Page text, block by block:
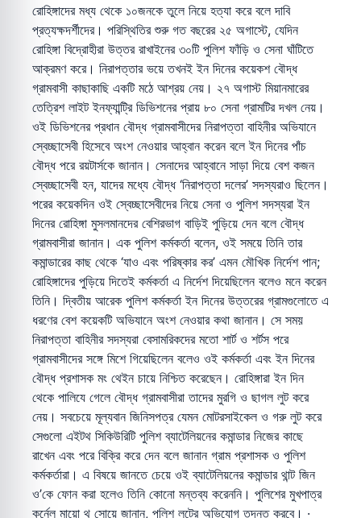
রোহিঙ্গাদের মধ্য থেকে ১০জনকে তুলে নিয়ে হত্যা করে বলে দাবি
প্রত্যক্ষদর্শীদের। পরিস্থিতির শুরু গত বছরের ২৫ অগাস্টে, যেদিন
রোহিঙ্গা বিদ্রোহীরা উত্তর রাখাইনের ৩০টি পুলিশ ফাঁড়ি ও সেনা ঘাঁটিতে
আক্রমণ করে। নিরাপত্তার ভয়ে তখনই ইন দিনের কয়েকশ বৌদ্ধ
গ্রামবাসী কাছাকাছি একটি মঠে আশ্রয় নেয়। ২৭ অগাস্ট মিয়ানমারের
তেত্রিশ লাইট ইনফ্যান্ট্রি ডিভিশনের প্রায় ৮০ সেনা গ্রামটির দখল নেয়।
ওই ডিভিশনের প্রধান বৌদ্ধ গ্রামবাসীদের নিরাপত্তা বাহিনীর অভিযানে
স্বেচ্ছাসেবী হিসেবে অংশ নেওয়ার আহ্বান করেন বলে ইন দিনের পাঁচ
বৌদ্ধ পরে রয়টার্সকে জানান। সেনাদের আহ্বানে সাড়া দিয়ে বেশ কজন
স্বেচ্ছাসেবী হন, যাদের মধ্যে বৌদ্ধ ‘নিরাপত্তা দলের’ সদস্যরাও ছিলেন।
পরের কয়েকদিন ওই স্বেচ্ছাসেবীদের নিয়ে সেনা ও পুলিশ সদস্যরা ইন
দিনের রোহিঙ্গা মুসলমানদের বেশিরভাগ বাড়িই পুড়িয়ে দেন বলে বৌদ্ধ
গ্রামবাসীরা জানান। এক পুলিশ কর্মকর্তা বলেন, ওই সময়ে তিনি তার
কমান্ডারের কাছ থেকে ‘যাও এবং পরিষ্কার কর’ এমন মৌখিক নির্দেশ পান;
রোহিঙ্গাদের পুড়িয়ে দিতেই কর্মকর্তা এ নির্দেশ দিয়েছিলেন বলেও মনে করেন
তিনি। দ্বিতীয় আরেক পুলিশ কর্মকর্তা ইন দিনের উত্তরের গ্রামগুলোতে এ
ধরণের বেশ কয়েকটি অভিযানে অংশ নেওয়ার কথা জানান। সে সময়
নিরাপত্তা বাহিনীর সদস্যরা বেসামরিকদের মতো শার্ট ও শর্টস পরে
গ্রামবাসীদের সঙ্গে মিশে গিয়েছিলেন বলেও ওই কর্মকর্তা এবং ইন দিনের
বৌদ্ধ প্রশাসক মং থেইন চায়ে নিশ্চিত করেছেন। রোহিঙ্গারা ইন দিন
থেকে পালিযে গেলে বৌদ্ধ গ্রামবাসীরা তাদের মুরগি ও ছাগল লুট করে
নেয়। সবচেয়ে মূল্যবান জিনিসপত্র যেমন মোটরসাইকেল ও গরু লুট করে
সেগুলো এইটথ সিকিউরিটি পুলিশ ব্যাটেলিয়নের কমান্ডার নিজের কাছে
রাখেন এবং পরে বিক্রি করে দেন বলে জানান গ্রাম প্রশাসক ও পুলিশ
কর্মকর্তারা। এ বিষয়ে জানতে চেয়ে ওই ব্যাটেলিয়নের কমান্ডার থান্ট জিন
ও’কে ফোন করা হলেও তিনি কোনো মন্তব্য করেননি। পুলিশের মুখপাত্র
কর্নেল মায়ো থু সোয়ে জানান, পুলিশ লুটের অভিযোগ তদন্ত করবে। ·